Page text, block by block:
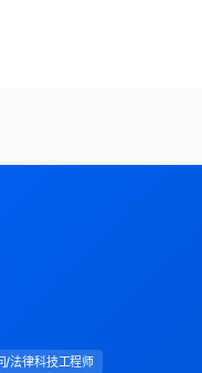
/法律科技工程师